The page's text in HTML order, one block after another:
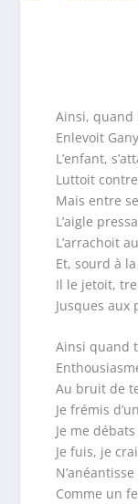
Ainsi, quand
Enlevoit
L’enfant,
Luttoit
Mais entre
L’aigle
L’arrachoit
Et, sourd à
Il le jetoit,
Jusques aux
Ainsi quand
Au bruit de
Je frémis
Je me
Je fuis, je
Comme un